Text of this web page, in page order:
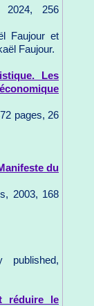
2024, 256
Faujour et
Faujour.
Les
pages, 26
du
2003, 168
published,
réduire le